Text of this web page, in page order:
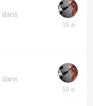
dans
dans